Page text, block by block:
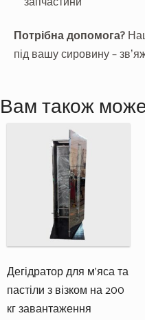
Потрібна допомога?
під вашу сировину –
Вам також
Дегідратор для м’яса та
пастіли з візком на 200
кг завантаження